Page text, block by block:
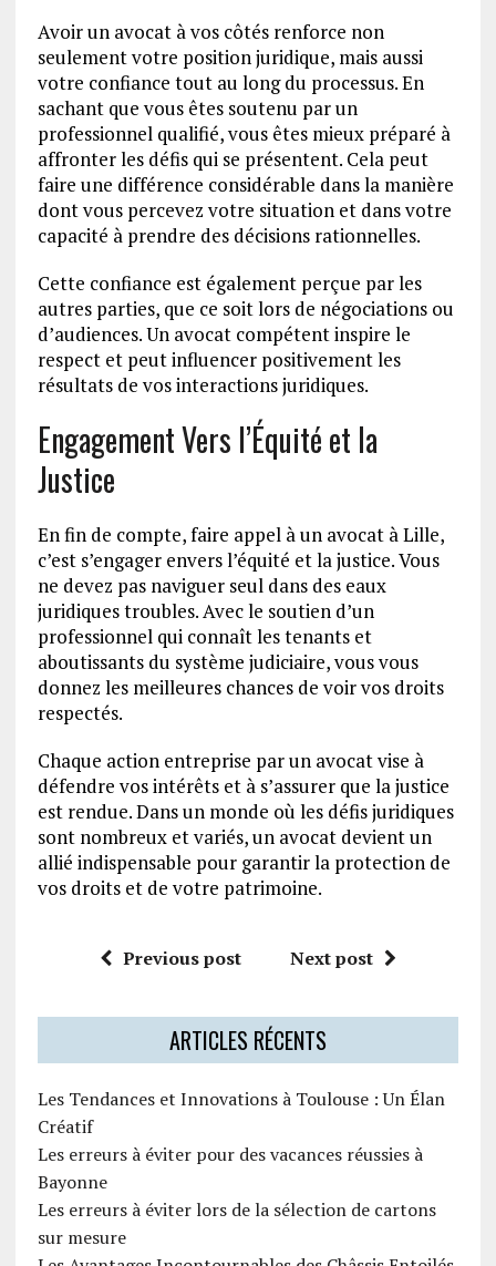
Avoir un avocat à vos côtés renforce non
seulement votre position juridique, mais aussi
votre confiance tout au long du processus. En
sachant que vous êtes soutenu par un
professionnel qualifié, vous êtes mieux préparé à
affronter les défis qui se présentent. Cela peut
faire une différence considérable dans la manière
dont vous percevez votre situation et dans votre
capacité à prendre des décisions rationnelles.
Cette confiance est également perçue par les
autres parties, que ce soit lors de négociations ou
d’audiences. Un avocat compétent inspire le
respect et peut influencer positivement les
résultats de vos interactions juridiques.
Engagement Vers l’Équité et la
Justice
En fin de compte, faire appel à un avocat à Lille,
c’est s’engager envers l’équité et la justice. Vous
ne devez pas naviguer seul dans des eaux
juridiques troubles. Avec le soutien d’un
professionnel qui connaît les tenants et
aboutissants du système judiciaire, vous vous
donnez les meilleures chances de voir vos droits
respectés.
Chaque action entreprise par un avocat vise à
défendre vos intérêts et à s’assurer que la justice
est rendue. Dans un monde où les défis juridiques
sont nombreux et variés, un avocat devient un
allié indispensable pour garantir la protection de
vos droits et de votre patrimoine.
Previous post Next post
ARTICLES RÉCENTS
Les Tendances et Innovations à Toulouse : Un Élan
Créatif
Les erreurs à éviter pour des vacances réussies à
Bayonne
Les erreurs à éviter lors de la sélection de cartons
sur mesure